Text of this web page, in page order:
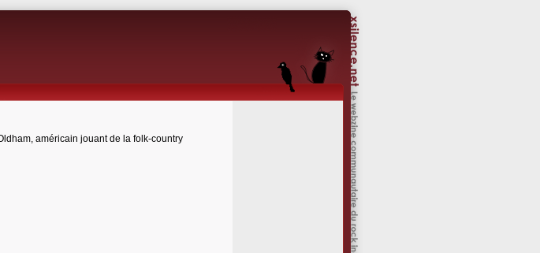
américain jouant de la folk-country